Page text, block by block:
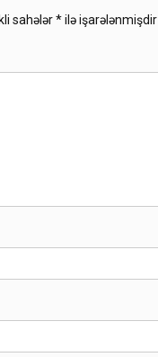
sahələr*ilə işarələnmişdir